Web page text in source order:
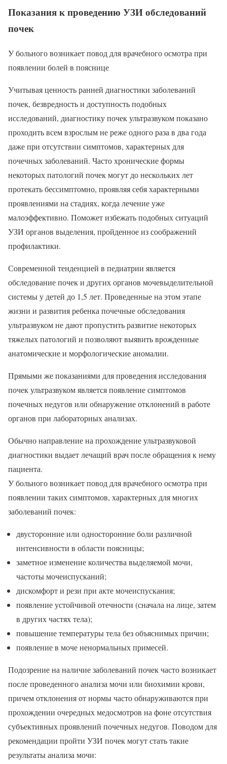
Показания к проведению УЗИ обследований
почек
У больного возникает повод для врачебного осмотра при
появлении болей в пояснице
Учитывая ценность ранней диагностики заболеваний
почек, безвредность и доступность подобных
исследований, диагностику почек ультразвуком показано
проходить всем взрослым не реже одного раза в два года
даже при отсутствии симптомов, характерных для
почечных заболеваний. Часто хронические формы
некоторых патологий почек могут до нескольких лет
протекать бессимптомно, проявляя себя характерными
проявлениями на стадиях, когда лечение уже
малоэффективно. Поможет избежать подобных ситуаций
УЗИ органов выделения, пройденное из соображений
профилактики.
Современной тенденцией в педиатрии является
обследование почек и других органов мочевыделительной
системы у детей до 1,5 лет. Проведенные на этом этапе
жизни и развития ребенка почечные обследования
ультразвуком не дают пропустить развитие некоторых
тяжелых патологий и позволяют выявить врожденные
анатомические и морфологические аномалии.
Прямыми же показаниями для проведения исследования
почек ультразвуком является появление симптомов
почечных недугов или обнаружение отклонений в работе
органов при лабораторных анализах.
Обычно направление на прохождение ультразвуковой
диагностики выдает лечащий врач после обращения к нему
пациента.
У больного возникает повод для врачебного осмотра при
появлении таких симптомов, характерных для многих
заболеваний почек:
двусторонние или односторонние боли различной
интенсивности в области поясницы;
заметное изменение количества выделяемой мочи,
частоты мочеиспусканий;
дискомфорт и рези при акте мочеиспускания;
появление устойчивой отечности (сначала на лице, затем
в других частях тела);
повышение температуры тела без объяснимых причин;
появление в моче ненормальных примесей.
Подозрение на наличие заболеваний почек часто возникает
после проведенного анализа мочи или биохимии крови,
причем отклонения от нормы часто обнаруживаются при
прохождении очередных медосмотров на фоне отсутствия
субъективных проявлений почечных недугов. Поводом для
рекомендации пройти УЗИ почек могут стать такие
результаты анализа мочи: